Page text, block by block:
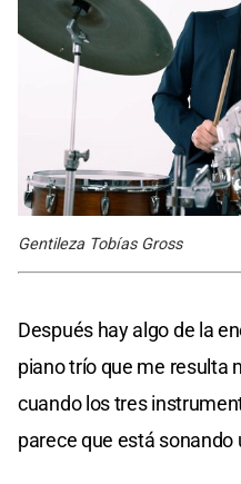
Gentileza Tobías Gross
Después hay algo de la
piano trío que me resulta
cuando los tres
parece que está sonando